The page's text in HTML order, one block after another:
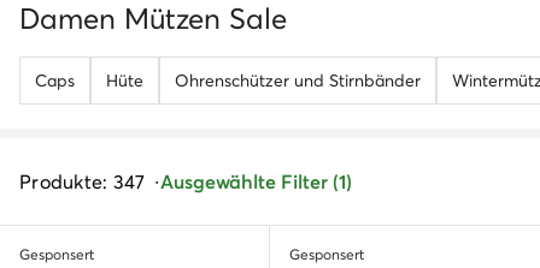
Damen Mützen Sale
Caps Hüte Ohrenschützer und Stirnbänder
Produkte: 347 Ausgewählte Filter (1)
Gesponsert Gesponsert